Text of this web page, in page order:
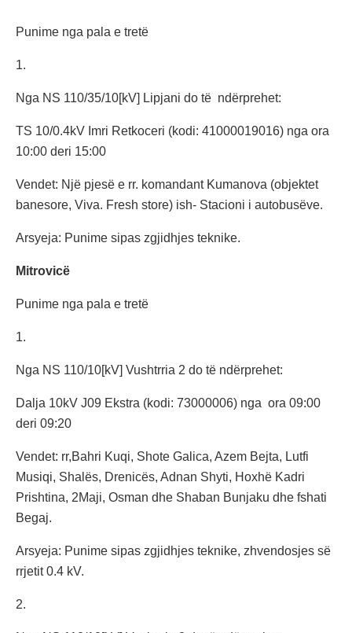
Punime nga pala e tretë
1.
Nga NS 110/35/10[kV] Lipjani do të ndërprehet:
TS 10/0.4kV Imri Retkoceri (kodi: 41000019016) nga ora
10:00 deri 15:00
Vendet: Një pjesë e rr. komandant Kumanova (objektet
banesore, Viva. Fresh store) ish- Stacioni i autobusëve.
Arsyeja: Punime sipas zgjidhjes teknike.
Mitrovicë
Punime nga pala e tretë
1.
Nga NS 110/10[kV] Vushtrria 2 do të ndërprehet:
Dalja 10kV J09 Ekstra (kodi: 73000006) nga ora 09:00
deri 09:20
Vendet: rr,Bahri Kuqi, Shote Galica, Azem Bejta, Lutfi
Musiqi, Shalës, Drenicës, Adnan Shyti, Hoxhë Kadri
Prishtina, 2Maji, Osman dhe Shaban Bunjaku dhe fshati
Begaj.
Arsyeja: Punime sipas zgjidhjes teknike, zhvendosjes së
rrjetit 0.4 kV.
2.